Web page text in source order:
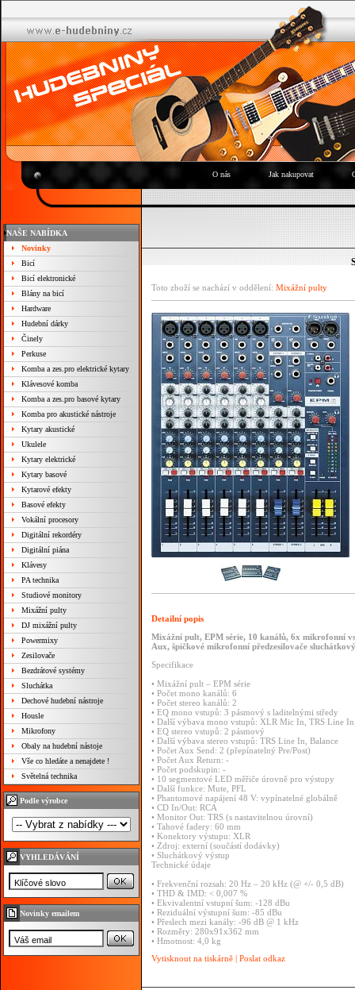
O nás Jak nakupovat
NAŠE NABÍDKA
Novinky
Bicí
Bicí elektronické
Blány na bicí
Hardware
Hudební dárky
Činely
Perkuse
Komba a zes.pro elektrické kytary
Klávesové komba
Komba a zes.pro basové kytary
Komba pro akustické nástroje
Kytary akustické
Ukulele
Kytary elektrické
Kytary basové
Kytarové efekty
Basové efekty
Vokální procesory
Digitální rekordéry
Digitální piána
Klávesy
PA technika
Studiové monitory
Mixážní pulty
DJ mixážní pulty
Powermixy
Zesilovače
Bezdrátové systémy
Sluchátka
Dechové hudební nástroje
Housle
Mikrofony
Obaly na hudební nástoje
Vše co hledáte a nenajdete !
Světelná technika
Podle výrobce
VYHLEDÁVÁNÍ
Novinky emailem
Toto zboží se nachází v oddělení: Mixážní pulty
Detailní popis
Mixážní pult, EPM série, 10 kanálů, 6x mikrofonní
Aux, špičkové mikrofonní předzesilovače
Specifikace
• Mixážní pult – EPM série
• Počet mono kanálů: 6
• Počet stereo kanálů: 2
• EQ mono vstupů: 3 pásmový s laditelnými středy
• Další výbava mono vstupů: XLR Mic In, TRS Line
• EQ stereo vstupů: 2 pásmový
• Další výbava stereo vstupů: TRS Line In, Balance
• Počet Aux Send: 2 (přepínatelný Pre/Post)
• Počet Aux Return: -
• Počet podskupin: -
• 10 segmentové LED měřiče úrovně pro výstupy
• Další funkce: Mute, PFL
• Phantomové napájení 48 V: vypínatelné globálně
• CD In/Out: RCA
• Monitor Out: TRS (s nastavitelnou úrovní)
• Tahové fadery: 60 mm
• Konektory výstupu: XLR
• Zdroj: externí (součástí dodávky)
• Sluchátkový výstup
Technické údaje
• Frekvenční rozsah: 20 Hz – 20 kHz (@ +/- 0,5 dB)
• THD & IMD: < 0,007 %
• Ekvivalentní vstupní šum: -128 dBu
• Reziduální výstupní šum: -85 dBu
• Přeslech mezi kanály: -96 dB @ 1 kHz
• Rozměry: 280x91x362 mm
• Hmotnost: 4,0 kg
Vytisknout na tiskárně | Poslat odkaz